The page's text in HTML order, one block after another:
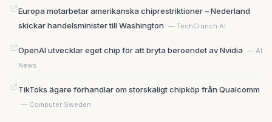
Europa motarbetar amerikanska chiprestrik­tioner – Nederland
skickar handelsminister till Washington — TechCrunch AI
OpenAI utvecklar eget chip för att bryta beroendet av Nvidia — AI
News
TikToks ägare förhandlar om storskaligt chipköp från Qualcomm
— Computer Sweden